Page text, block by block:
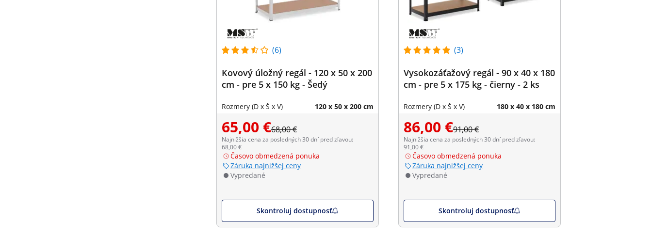
(6)
Kovový úložný regál - 120 x 50 x 200
cm - pre 5 x 150 kg - Šedý
Rozmery (D x Š x V) 120 x 50 x 200 cm
65,00 €68,00 €
Najnižšia cena za posledných 30 dní pred zľavou:
68,00 €
Časovo obmedzená ponuka
Záruka najnižšej ceny
Vypredané
Skontroluj dostupnosť
(3)
Vysokozáťažový regál - 90 x 40 x 180
cm - pre 5 x 175 kg - čierny - 2 ks
Rozmery (D x Š x V) 180 x 40 x 180 cm
86,00 €91,00 €
Najnižšia cena za posledných 30 dní pred zľavou:
91,00 €
Časovo obmedzená ponuka
Záruka najnižšej ceny
Vypredané
Skontroluj dostupnosť